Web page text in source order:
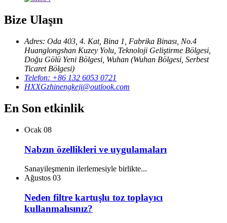
Bize Ulaşın
Adres: Oda 403, 4. Kat, Bina 1, Fabrika Binası, No.4
Huanglongshan Kuzey Yolu, Teknoloji Geliştirme Bölgesi,
Doğu Gölü Yeni Bölgesi, Wuhan (Wuhan Bölgesi, Serbest
Ticaret Bölgesi)
Telefon: +86 132 6053 0721
HXXGzhinengkeji@outlook.com
En Son etkinlik
Ocak 08
Nabzın özellikleri ve uygulamaları
Sanayileşmenin ilerlemesiyle birlikte...
Ağustos 03
Neden filtre kartuşlu toz toplayıcı
kullanmalısınız?